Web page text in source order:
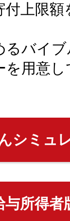
付上限
るバイ
を用意
シミュ
与所得者